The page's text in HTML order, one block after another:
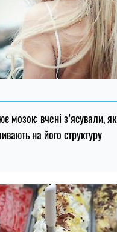
мозок: вчені з’ясували, як
на його структуру